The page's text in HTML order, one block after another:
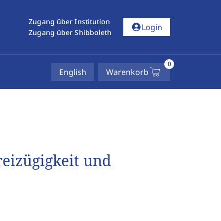
Zugang über Institution
Zugang über Shibboleth
account_circleLogin
English Warenkorb
0
und